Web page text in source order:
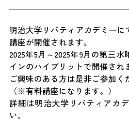
明治大学リバティアカデミーに
講座が開催されます。
2025年5月～2025年9月の第三
インのハイブリットで開催され
ご興味のある方は是非ご参加く
（※有料講座になります。）
詳細は明治大学リバティアカ
い。